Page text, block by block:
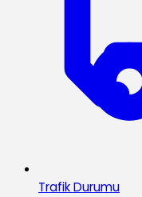
Trafik Durumu